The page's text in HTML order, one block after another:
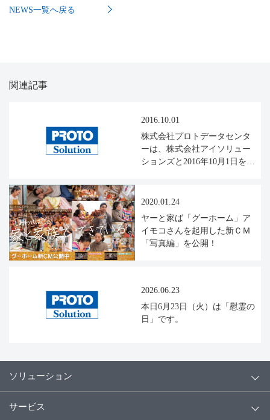
NEWS一覧へ戻る
関連記事
2016.10.01
株式会社プロトデータセンタ
ーは、株式会社アイソリュー
ションズと2016年10月1日をも
式会社プロトソリューショ
ン」へと変更いたしました。
2020.01.24
ヤーと家ば「グーホーム」ア
イモコさんを起用した新ＣＭ
「写真編」を公開！
2026.06.23
本日6月23日（火）は「慰霊の
日」です。
ソリューション
サービス